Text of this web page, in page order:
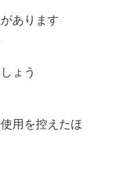
あります
ょう
用を控えたほ